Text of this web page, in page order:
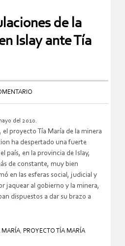
de la
Islay ante Tía
del 2010.
proyecto Tía María de la minera
ha despertado una fuerte
país, en la provincia de Islay,
de constante, muy bien
en las esferas social, judicial y
jaquear al gobierno y la minera,
dispuestos a dar su brazo a
MARÍA, PROYECTO TÍA MARÍA